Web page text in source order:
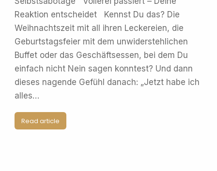
Reaktion entscheidet Kennst Du das? Die
Weihnachtszeit mit all ihren Leckereien, die
Geburtstagsfeier mit dem unwiderstehlichen
Buffet oder das Geschäftsessen, bei dem Du
einfach nicht Nein sagen konntest? Und dann
dieses nagende Gefühl danach: „Jetzt habe ich
alles…
Read article